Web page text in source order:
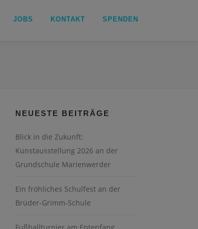
JOBS KONTAKT SPENDEN
NEUESTE BEITRÄGE
Blick in die Zukunft:
Kunstausstellung 2026 an der
Grundschule Marienwerder
Ein fröhliches Schulfest an der
Brüder-Grimm-Schule